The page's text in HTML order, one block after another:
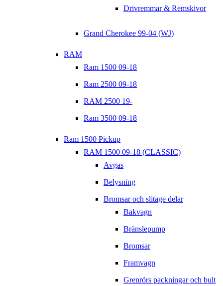
Drivremmar & Remskivor
Grand Cherokee 99-04 (WJ)
RAM
Ram 1500 09-18
Ram 2500 09-18
RAM 2500 19-
Ram 3500 09-18
Ram 1500 Pickup
RAM 1500 09-18 (CLASSIC)
Avgas
Belysning
Bromsar och slitage delar
Bakvagn
Bränslepump
Bromsar
Framvagn
Grenrörs packningar och bult